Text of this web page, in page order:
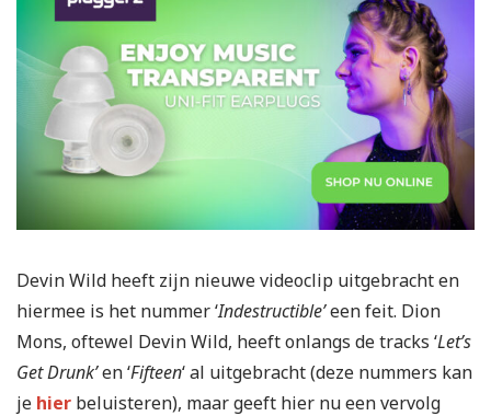
Devin Wild heeft zijn nieuwe videoclip uitgebracht en
hiermee is het nummer ‘Indestructible’een feit. Dion
Mons, oftewel Devin Wild, heeft onlangs de tracks ‘Let’s
Get Drunk’en ‘Fifteen‘ al uitgebracht (deze nummers kan
je hier beluisteren), maar geeft hier nu een vervolg